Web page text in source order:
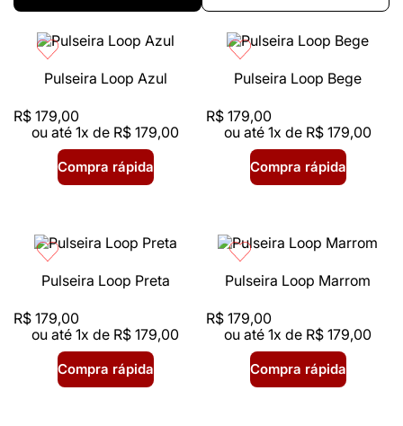
Pulseira Loop Azul
R$ 179,00
ou até 1x de R$ 179,00
Compra rápida
Pulseira Loop Bege
R$ 179,00
ou até 1x de R$ 179,00
Compra rápida
Pulseira Loop Preta
R$ 179,00
ou até 1x de R$ 179,00
Compra rápida
Pulseira Loop Marrom
R$ 179,00
ou até 1x de R$ 179,00
Compra rápida